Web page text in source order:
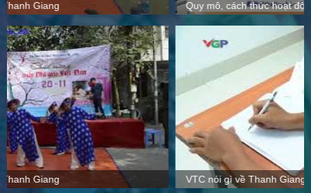
Quy mô, cách thức hoạt động tại Thanh Giang
VTC nói gì về Thanh Giang